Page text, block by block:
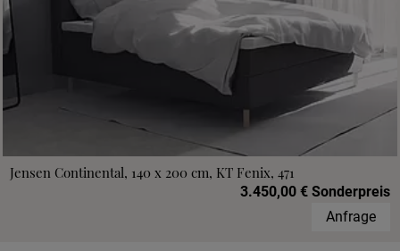
Jensen Continental, 140 x 200 cm, KT Fenix, 471
3.450,00 € Sonderpreis
Anfrage